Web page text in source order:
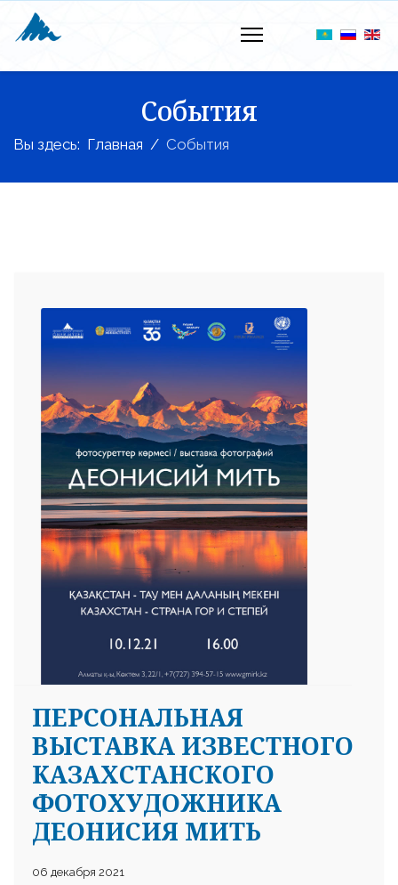
События
Вы здесь: Главная События
ПЕРСОНАЛЬНАЯ
ВЫСТАВКА ИЗВЕСТНОГО
КАЗАХСТАНСКОГО
ФОТОХУДОЖНИКА
ДЕОНИСИЯ МИТЬ
06 декабря 2021